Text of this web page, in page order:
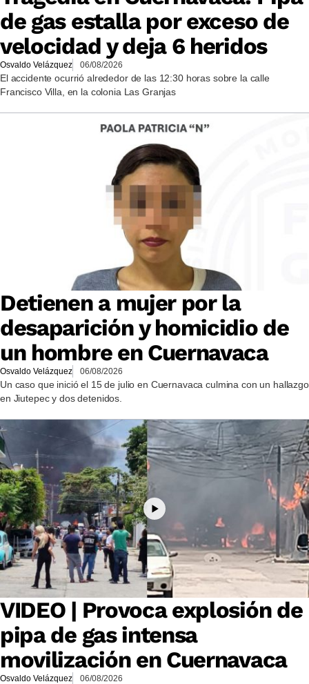
de gas estalla por exceso de
velocidad y deja 6 heridos
Osvaldo Velázquez 06/08/2026
El accidente ocurrió alrededor de las 12:30 horas sobre la calle
Francisco Villa, en la colonia Las Granjas
Detienen a mujer por la
desaparición y homicidio de
un hombre en Cuernavaca
Osvaldo Velázquez 06/08/2026
Un caso que inició el 15 de julio en Cuernavaca culmina con un hallazgo
en Jiutepec y dos detenidos.
VIDEO | Provoca explosión de
pipa de gas intensa
movilización en Cuernavaca
Osvaldo Velázquez 06/08/2026